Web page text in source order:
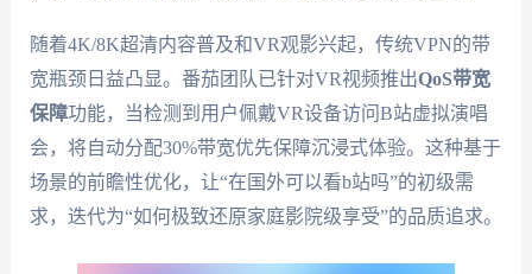
随着4K/8K超清内容普及和VR观影兴起，传统VPN的带
宽瓶颈日益凸显。番茄团队已针对VR视频推出QoS带宽
保障功能，当检测到用户佩戴VR设备访问B站虚拟演唱
会，将自动分配30%带宽优先保障沉浸式体验。这种基于
场景的前瞻性优化，让“在国外可以看b站吗”的初级需
求，迭代为“如何极致还原家庭影院级享受”的品质追求。